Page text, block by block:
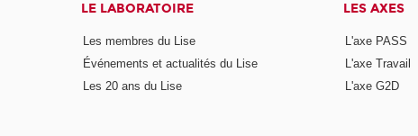
LE LABORATOIRE
Les membres du Lise
Événements et actualités du Lise
Les 20 ans du Lise
LES AXES
L'axe PASS
L'axe Travail
L'axe G2D